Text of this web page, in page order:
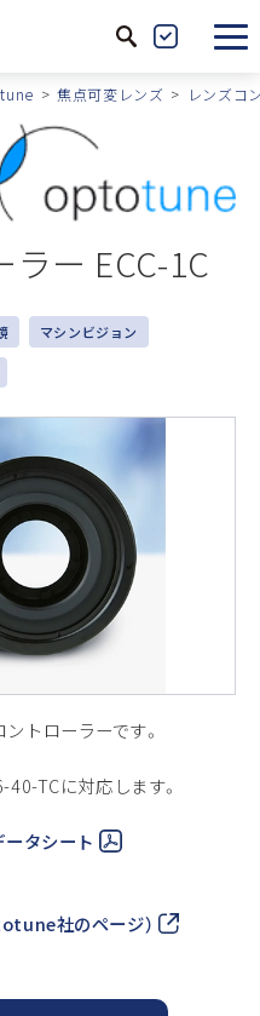
サ
イ
検
索
製
品
焦点可変レンズ レンズコ
ー ECC-1C
マシンビジョン
トローラーです。
TCに対応します。
ータシート
社のページ）